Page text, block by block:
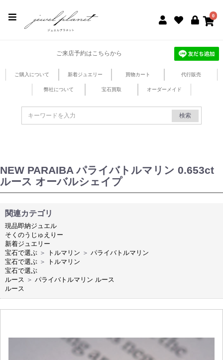
0
ご来店予約はこちらから
ご購入について 新着ジュエリー 買物カート 代行販売
弊社について 宝石買取 オーダーメイド
検索
NEW PARAIBA パライバトルマリン 0.653ct
ルース オーバルシェイプ
関連カテゴリ
現品即納ジュエル
そくのうじゅえりー
新着ジュエリー
宝石で選ぶ ＞ トルマリン ＞ パライバトルマリン
宝石で選ぶ ＞
トルマリン
宝石で選ぶ
ルース ＞ パライバトルマリン ルース
ルース